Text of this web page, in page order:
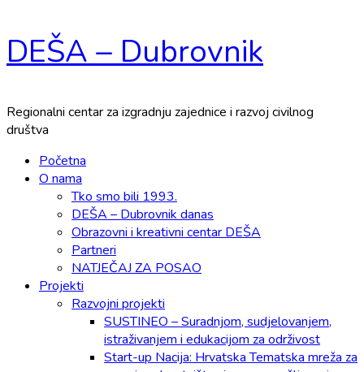
Skip
to
DEŠA – Dubrovnik
Regionalni centar za izgradnju zajednice i razvoj civilnog
društva
Primary
Menu
Početna
O nama
Tko smo bili 1993.
DEŠA – Dubrovnik danas
Obrazovni i kreativni centar DEŠA
Partneri
NATJEČAJ ZA POSAO
Projekti
Razvojni projekti
SUSTINEO – Suradnjom, sudjelovanjem,
istraživanjem i edukacijom za održivost
Start-up Nacija: Hrvatska Tematska mreža za